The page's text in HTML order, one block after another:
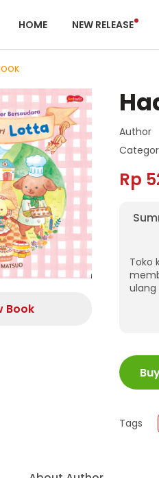
HOME NEW RELEASE
Book
Author
Rp
Toko
ulang
ISBN
Size
Tags